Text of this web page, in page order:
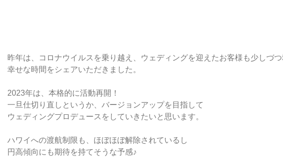
昨年は、コロナウイルスを乗り越え、ウェディングを迎えたお客様も少しづつ
幸せな時間をシェアいただきました。
2023年は、本格的に活動再開！
一旦仕切り直しというか、バージョンアップを目指して
ウェディングプロデュースをしていきたいと思います。
ハワイへの渡航制限も、ほぼほぼ解除されているし
円高傾向にも期待を持てそうな予感♪